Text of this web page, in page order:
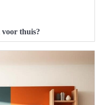
voor thuis?